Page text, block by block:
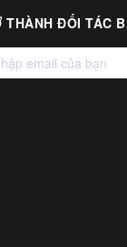
THÀNH ĐỐI TÁC